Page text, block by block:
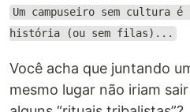
Um campuseiro sem cultura é
história (ou sem filas)...
Você acha que juntando
mesmo lugar não iriam